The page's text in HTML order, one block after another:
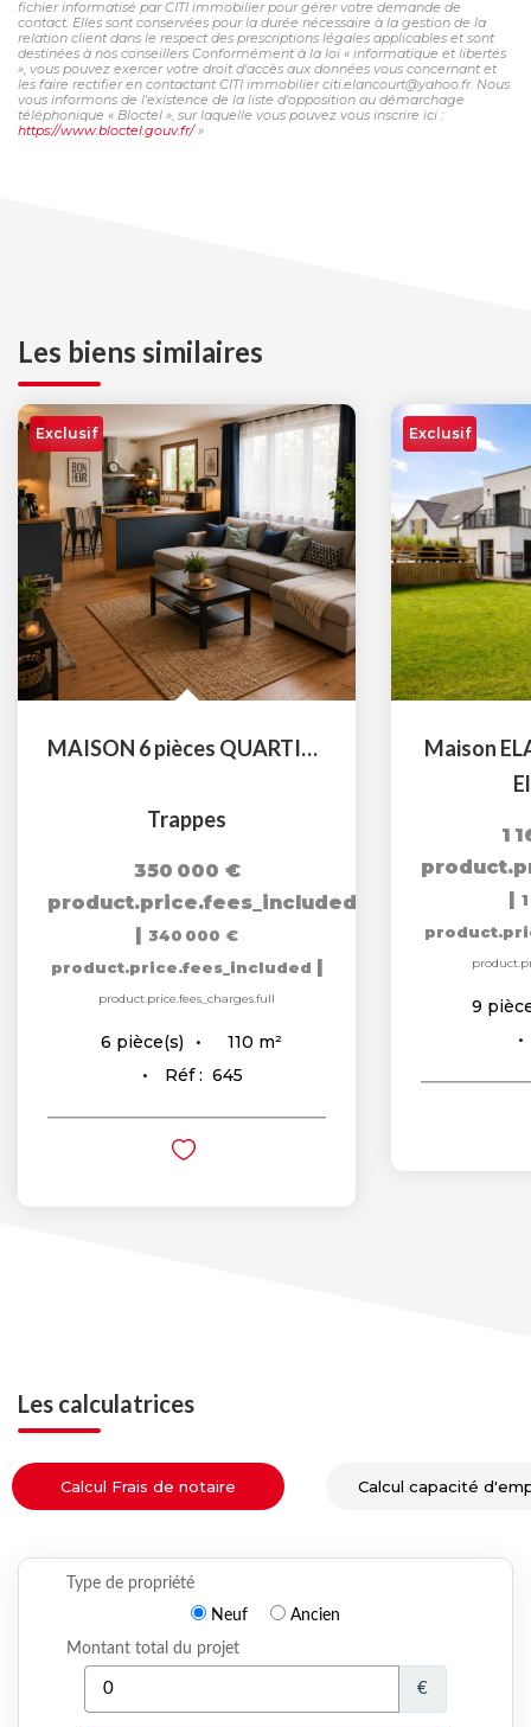
fichier informatisé par CITI immobilier pour gérer votre demande de
contact. Elles sont conservées pour la durée nécessaire à la gestion de la
relation client dans le respect des prescriptions légales applicables et sont
destinées à nos conseillers Conformément à la loi « informatique et libertés
», vous pouvez exercer votre droit d'accès aux données vous concernant et
les faire rectifier en contactant CITI immobilier citi.elancourt@yahoo.fr. Nous
vous informons de l'existence de la liste d'opposition au démarchage
téléphonique « Bloctel », sur laquelle vous pouvez vous inscrire ici :
https://www.bloctel.gouv.fr/»
Les biens similaires
Exclusif
MAISON 6 pièces QUARTIER PAVILLONNAIRE
Trappes
350 000 €
product.price.fees_included
| 340 000 €
product.price.fees_included |
product.price.fees_charges.full
6 pièce(s) 110 m²
Réf : 645
Exclusif
Maison
1
|
9
Les calculatrices
Calcul Frais de notaire Calcul capacité